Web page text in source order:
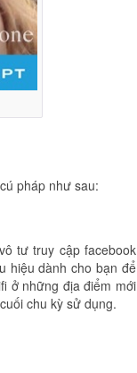
pháp như sau:
tư truy cập facebook
hiệu dành cho bạn để
ở những địa điểm mới
chu kỳ sử dụng.